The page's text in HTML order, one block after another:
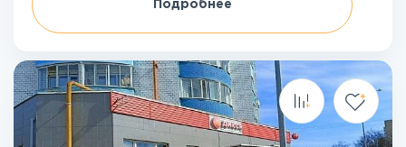
Подробнее